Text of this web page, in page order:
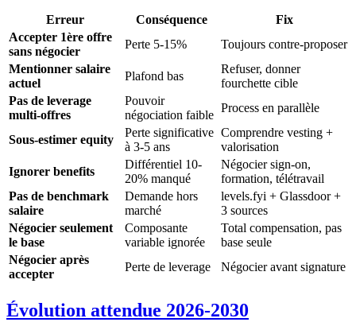
Erreur Conséquence
Fix
Accepter 1ère offre
sans négocier
Perte 5-15%
Toujours contre-proposer
Mentionner salaire
actuel
Plafond bas
Refuser, donner
fourchette cible
Pas de leverage
multi-offres
Pouvoir
négociation faible
Process en parallèle
Sous-estimer equity
Perte significative
à 3-5 ans
Comprendre vesting +
valorisation
Ignorer benefits
Différentiel 10-
20% manqué
Négocier sign-on,
formation, télétravail
Pas de benchmark
salaire
Demande hors
marché
levels.fyi + Glassdoor +
3 sources
Négocier seulement
le base
Composante
variable ignorée
Total compensation, pas
base seule
Négocier après
accepter
Perte de leverage Négocier avant signature
Évolution attendue 2026-2030